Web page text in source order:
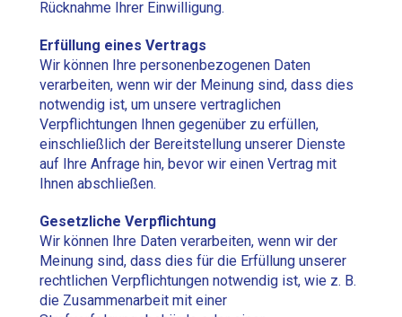
Rücknahme Ihrer Einwilligung.
Erfüllung eines Vertrags
Wir können Ihre personenbezogenen Daten
verarbeiten, wenn wir der Meinung sind, dass dies
notwendig ist, um unsere vertraglichen
Verpflichtungen Ihnen gegenüber zu erfüllen,
einschließlich der Bereitstellung unserer Dienste
auf Ihre Anfrage hin, bevor wir einen Vertrag mit
Ihnen abschließen.
Gesetzliche Verpflichtung
Wir können Ihre Daten verarbeiten, wenn wir der
Meinung sind, dass dies für die Erfüllung unserer
rechtlichen Verpflichtungen notwendig ist, wie z. B.
die Zusammenarbeit mit einer